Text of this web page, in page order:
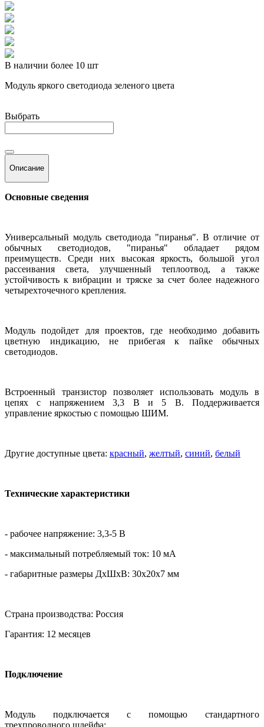
В наличии более 10 шт
Модуль яркого светодиода зеленого цвета
Выбрать
Описание
Основные сведения
Универсальный модуль светодиода "пиранья". В отличие от
обычных светодиодов, "пиранья" обладает рядом
преимуществ. Среди них высокая яркость, большой угол
рассеивания света, улучшенный теплоотвод, а также
устойчивость к вибрации и тряске за счет более надежного
четырехточечного крепления.
Модуль подойдет для проектов, где необходимо добавить
цветную индикацию, не прибегая к пайке обычных
светодиодов.
Встроенный транзистор позволяет использовать модуль в
цепях с напряжением 3,3 В и 5 В. Поддерживается
управление яркостью с помощью ШИМ.
Другие доступные цвета: красный, желтый, синий, белый
Технические характеристики
- рабочее напряжение: 3,3-5 В
- максимальный потребляемый ток: 10 мА
- габаритные размеры ДхШхВ: 30х20х7 мм
Страна производства: Россия
Гарантия: 12 месяцев
Подключение
Модуль подключается с помощью стандартного
трехпроводного шлейфа: